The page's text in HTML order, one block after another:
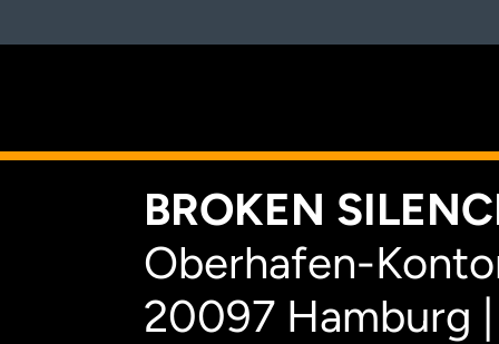
BROKEN
Oberhafen-
20097 Hamburg